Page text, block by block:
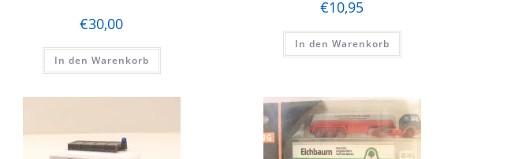
€30,00
In den Warenkorb
€10,95
In den Warenkorb